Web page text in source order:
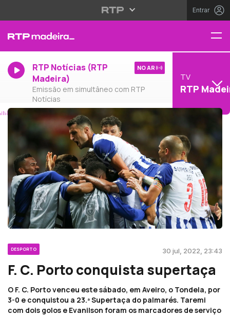
Entrar
RTP Notícias (RTP
Madeira)
Emissão em simultâneo com RTP
Notícias
NO AR
TV
RTP
DESPORTO 30 jul, 2022, 23:43
F. C. Porto conquista supertaça
O F. C. Porto venceu este sábado, em Aveiro, o Tondela, por
3-0 e conquistou a 23.ª Supertaça do palmarés. Taremi
com dois golos e Evanilson foram os marcadores de serviço